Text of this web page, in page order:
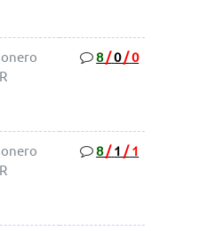
8/0/0
8/ 1 / 1